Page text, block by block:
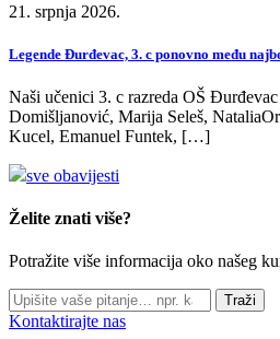
21. srpnja 2026.
Legende Đurđevac, 3. c ponovno među
Naši učenici 3. c razreda OŠ
Domišljanović, Marija Seleš,
Kucel, Emanuel Funtek, […]
sve obavijesti
Želite znati više?
Potražite više informacija oko našeg
Traži
Kontaktirajte nas